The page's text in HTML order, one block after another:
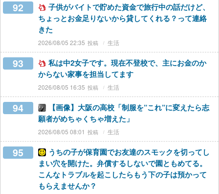
92
子供がバイトで貯めた資金で旅行中の話だけど、
ちょっとお金足りないから貸してくれる？って連絡
きた
2026/08/05 22:35 生活
93
私は中2女子です。現在不登校で、主にお金のか
からない家事を担当してます
2026/08/05 16:35 生活
94
【画像】大阪の高校「制服を”これ”に変えたら志
願者がめちゃくちゃ増えた」
2026/08/05 08:01 生活
95
うちの子が保育園でお友達のスモックを切ってし
まい穴を開けた。弁償するしないで園ともめてる。
こんなトラブルを起こしたらもう下の子は預かって
もらえませんか？